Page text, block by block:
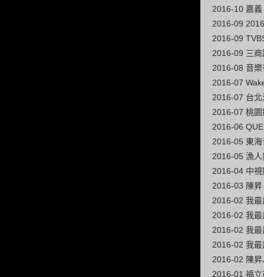
2016-10 嘉
2016-09
2016-09
2016-09 三
2016-08 音
2016-07
2016-07 台
2016-07 桃
2016-06
2016-05 東海
2016-05 漁人
2016-04 中
2016-03 陳
2016-02 我最
2016-02 我
2016-02 我最
2016-02 我
2016-02 陳
2016-01 福